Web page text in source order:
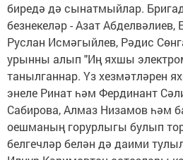
биредә дә сынатмыйлар.
безнекеләр - Азат Абделвәлиев,
Руслан Исмәгыйлев, Рәдис
урынны алып "Иң яхшы
танылганнар. Үз хезмәтләрен
энеле Ринат һәм Фердинант
Сабирова, Алмаз Низамов һәм
оешманың горурлыгы булып
белгечләр белән дә даими